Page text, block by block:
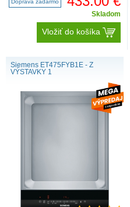
Doprava zadarmo
Skladom
Vložiť do košíka
Siemens ET475FYB1E - Z
VÝSTAVKY 1